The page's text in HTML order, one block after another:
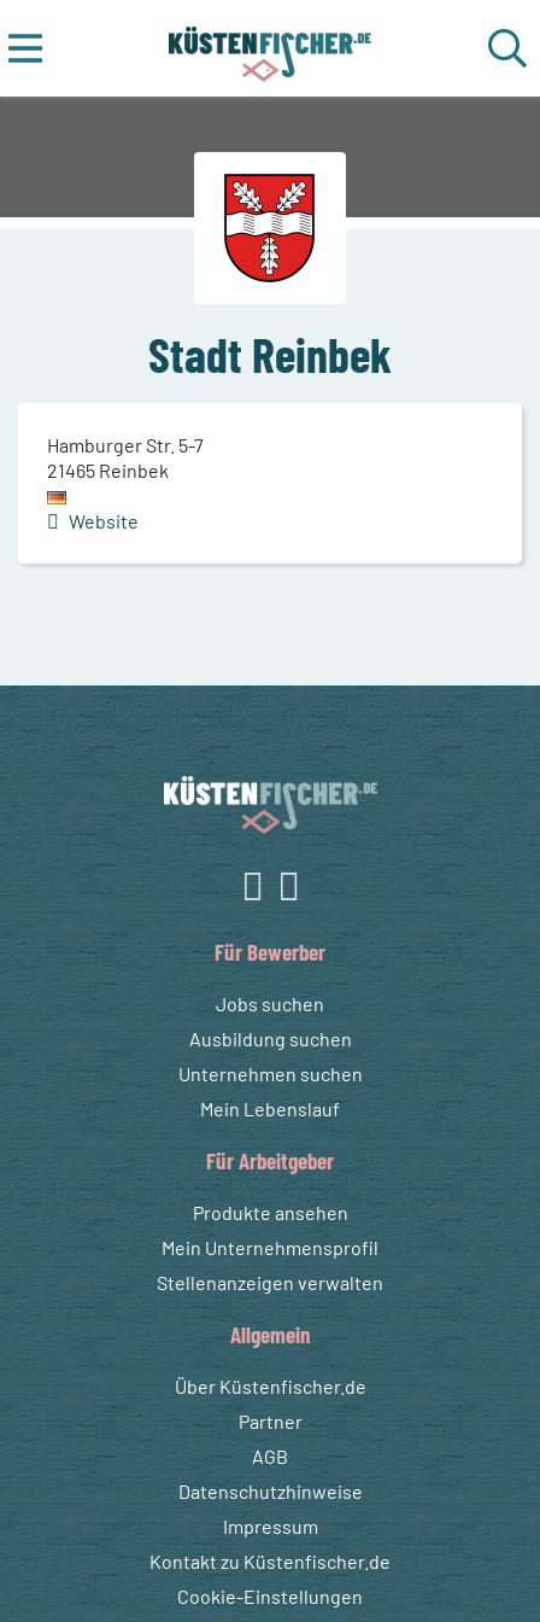
Stadt Reinbek
Hamburger Str. 5-7
21465 Reinbek
Website
Für Bewerber
Jobs suchen
Ausbildung suchen
Unternehmen suchen
Mein Lebenslauf
Für Arbeitgeber
Produkte ansehen
Mein Unternehmensprofil
Stellenanzeigen verwalten
Allgemein
Über Küstenfischer.de
Partner
AGB
Datenschutzhinweise
Impressum
Kontakt zu Küstenfischer.de
Cookie-Einstellungen